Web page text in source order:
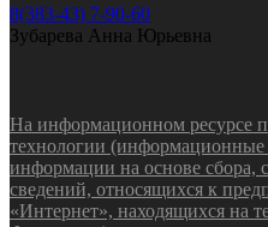
8(383-43) 7-90-60
Зубарева Анна Юрьевна
На информационном ресурсе
технологии (информационные
информации на основе сбора,
сведений, относящихся к
«Интернет», находящихся на